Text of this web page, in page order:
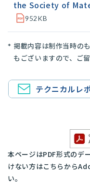
the Society of
952KB
掲載内容は制作当時の
もございますので、ご
テクニカルレ
本ページはPDF形式のデ
けない方はこちらから
い。